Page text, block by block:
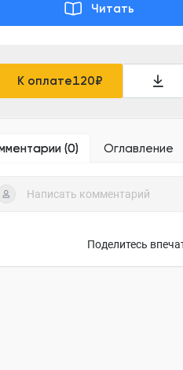
Читать
К оплате120₽
(0) Оглавление
Поделитесь